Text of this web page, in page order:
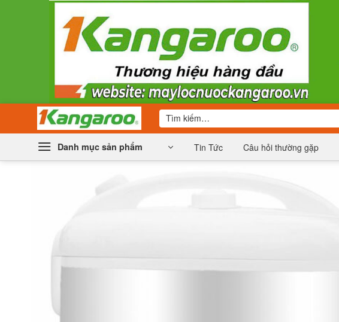
Tìm
kiếm:
Danh mục sản phẩm Tin Tức Câu hỏi thường gặp